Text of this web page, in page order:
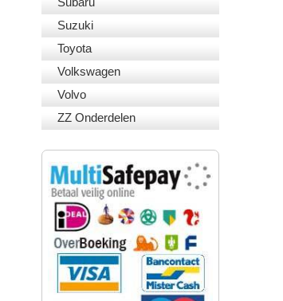
Suzuki
Toyota
Volkswagen
Volvo
ZZ Onderdelen